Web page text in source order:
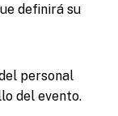
definirá su
personal
del evento.